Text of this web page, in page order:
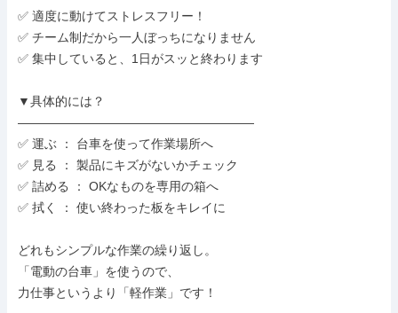
✅ 適度に動けてストレスフリー！
✅ チーム制だから一人ぼっちになりません
✅ 集中していると、1日がスッと終わります
▼具体的には？
―――――――――――――――――――
✅ 運ぶ ： 台車を使って作業場所へ
✅ 見る ： 製品にキズがないかチェック
✅ 詰める ： OKなものを専用の箱へ
✅ 拭く ： 使い終わった板をキレイに
どれもシンプルな作業の繰り返し。
「電動の台車」を使うので、
力仕事というより「軽作業」です！